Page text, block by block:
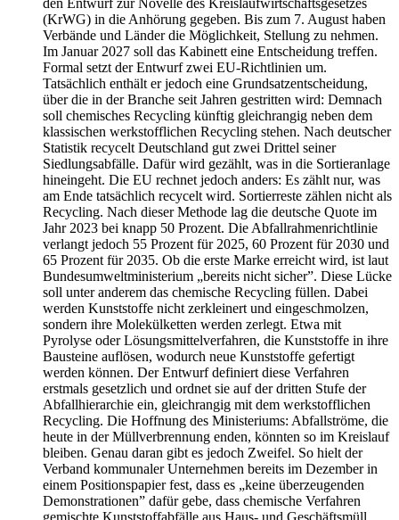
den Entwurf zur Novelle des Kreislaufwirtschaftsgesetzes
(KrWG) in die Anhörung gegeben. Bis zum 7. August haben
Verbände und Länder die Möglichkeit, Stellung zu nehmen.
Im Januar 2027 soll das Kabinett eine Entscheidung treffen.
Formal setzt der Entwurf zwei EU-Richtlinien um.
Tatsächlich enthält er jedoch eine Grundsatzentscheidung,
über die in der Branche seit Jahren gestritten wird: Demnach
soll chemisches Recycling künftig gleichrangig neben dem
klassischen werkstofflichen Recycling stehen. Nach deutscher
Statistik recycelt Deutschland gut zwei Drittel seiner
Siedlungsabfälle. Dafür wird gezählt, was in die Sortieranlage
hineingeht. Die EU rechnet jedoch anders: Es zählt nur, was
am Ende tatsächlich recycelt wird. Sortierreste zählen nicht als
Recycling. Nach dieser Methode lag die deutsche Quote im
Jahr 2023 bei knapp 50 Prozent. Die Abfallrahmenrichtlinie
verlangt jedoch 55 Prozent für 2025, 60 Prozent für 2030 und
65 Prozent für 2035. Ob die erste Marke erreicht wird, ist laut
Bundesumweltministerium „bereits nicht sicher”. Diese Lücke
soll unter anderem das chemische Recycling füllen. Dabei
werden Kunststoffe nicht zerkleinert und eingeschmolzen,
sondern ihre Molekülketten werden zerlegt. Etwa mit
Pyrolyse oder Lösungsmittelverfahren, die Kunststoffe in ihre
Bausteine auflösen, wodurch neue Kunststoffe gefertigt
werden können. Der Entwurf definiert diese Verfahren
erstmals gesetzlich und ordnet sie auf der dritten Stufe der
Abfallhierarchie ein, gleichrangig mit dem werkstofflichen
Recycling. Die Hoffnung des Ministeriums: Abfallströme, die
heute in der Müllverbrennung enden, könnten so im Kreislauf
bleiben. Genau daran gibt es jedoch Zweifel. So hielt der
Verband kommunaler Unternehmen bereits im Dezember in
einem Positionspapier fest, dass es „keine überzeugenden
Demonstrationen” dafür gebe, dass chemische Verfahren